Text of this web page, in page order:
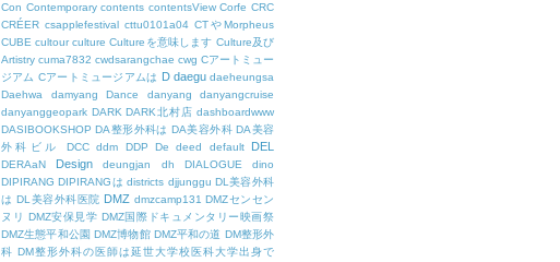
Con Contemporary contents contentsView Corfe CRC
CRÉER csapplefestival cttu0101a04 CTやMorpheus
CUBE cultour culture Cultureを意味します Culture及び
Artistry cuma7832 cwdsarangchae cwg Cアートミュー
ジアム Cアートミュージアムは D daegu daeheungsa
Daehwa
damyang Dance danyang
danyangcruise
danyanggeopark DARK DARK北村店 dashboardwww
DASIBOOKSHOP DA整形外科は DA美容外科 DA美容
外科ビル
DCC ddm DDP De deed default DEL
DERAaN Design deungjan dh DIALOGUE
dino
DIPIRANG DIPIRANGは districts djjunggu DL美容外科
は DL美容外科医院 DMZ dmzcamp131 DMZセンセン
ヌリ DMZ安保見学 DMZ国際ドキュメンタリー映画祭
DMZ生態平和公園 DMZ博物館 DMZ平和の道 DM整形外
科 DM整形外科の医師は延世大学校医科大学出身で